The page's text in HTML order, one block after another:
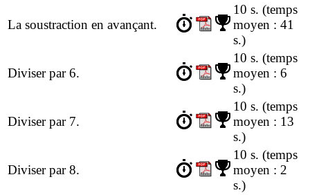
La soustraction en avançant.
10 s. (temps
moyen : 41
s.)
Diviser par 6.
10 s. (temps
moyen : 6
s.)
Diviser par 7.
10 s. (temps
moyen : 13
s.)
Diviser par 8.
10 s. (temps
moyen : 2
s.)